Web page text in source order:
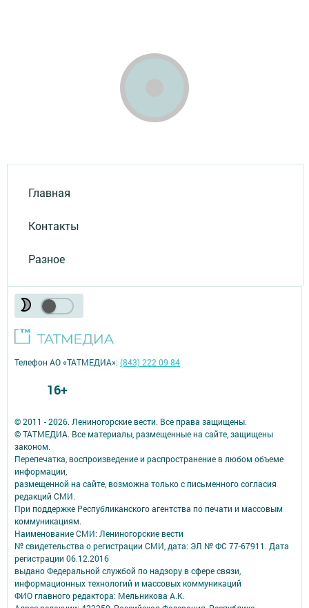
Главная
Контакты
Разное
© 2011 - 2026. Лениногорские вести. Все права защищены.
© ТАТМЕДИА. Все материалы, размещенные на сайте, защищены
законом.
Перепечатка, воспроизведение и распространение в любом объеме
информации,
размещенной на сайте, возможна только с письменного согласия
редакций СМИ.
При поддержке Республиканского агентства по печати и массовым
коммуникациям.
Наименование СМИ: Лениногорские вести
№ свидетельства о регистрации СМИ, дата: ЭЛ № ФС 77-67911. Дата
регистрации 06.12.2016
выдано Федеральной службой по надзору в сфере связи,
информационных технологий и массовых коммуникаций
ФИО главного редактора: Мельникова А.К.
Телефон АО «ТАТМЕДИА»:(843) 222 09 84
16+